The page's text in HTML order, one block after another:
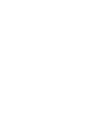
verdes
donde se vea
saber quién
los principales